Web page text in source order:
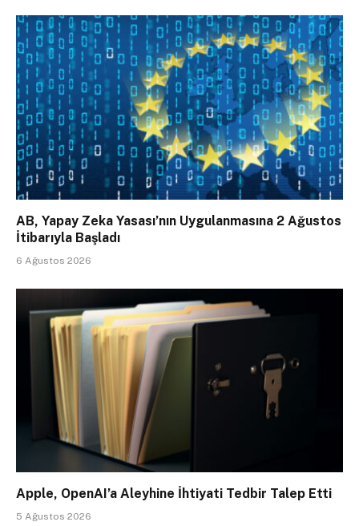
AB, Yapay Zeka Yasası’nın Uygulanmasına 2 Ağustos
İtibarıyla Başladı
6 Ağustos 2026
Apple, OpenAI’a Aleyhine İhtiyati Tedbir Talep Etti
5 Ağustos 2026